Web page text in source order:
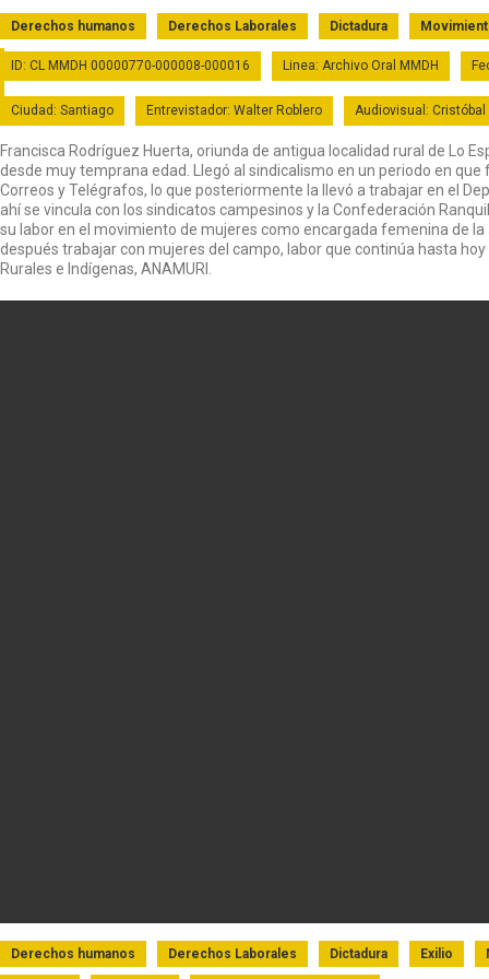
Derechos humanos Derechos Laborales Dictadura
ID: CL MMDH 00000770-000008-000016 Linea: Archivo Oral MMDH
Ciudad: Santiago Entrevistador: Walter Roblero Audiovisual: Cristóbal
Francisca Rodríguez Huerta, oriunda de antigua localidad rural de Lo
desde muy temprana edad. Llegó al sindicalismo en un periodo en
Correos y Telégrafos, lo que posteriormente la llevó a trabajar en el
ahí se vincula con los sindicatos campesinos y la Confederación
su labor en el movimiento de mujeres como encargada femenina de
después trabajar con mujeres del campo, labor que continúa hasta
Rurales e Indígenas, ANAMURI.
Derechos humanos Derechos Laborales Dictadura Exilio